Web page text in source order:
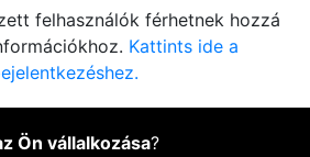
felhasználók férhetnek hozzá
Kattints ide a
Ön vállalkozása?